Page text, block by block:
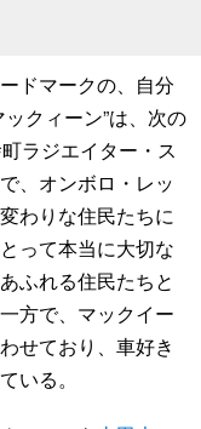
ドマークの、自分
クィーン”は、次の
ラジエイター・ス
、オンボロ・レッ
わりな住民たちに
って本当に大切な
ふれる住民たちと
方で、マックイー
せており、車好き
いる。